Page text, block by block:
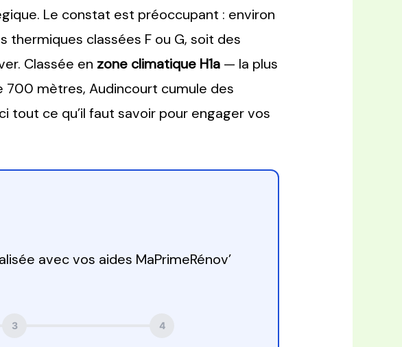
Le constat est préoccupant : environ
classées F ou G, soit des
Classée en zone climatique H1a— la plus
mètres, Audincourt cumule des
tout ce qu’il faut savoir pour engager vos
avec vos aides MaPrimeRénov’
3 4